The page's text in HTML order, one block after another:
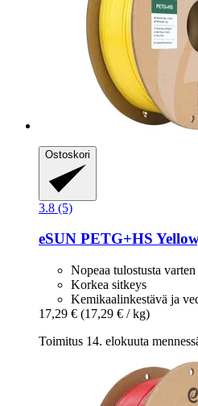
Ostoskori
3.8 (5)
eSUN PETG+HS
Nopeaa tulostusta varten
Korkea sitkeys
Kemikaalinkestävä ja
17,29 € (17,29 € / kg)
Toimitus 14. elokuuta